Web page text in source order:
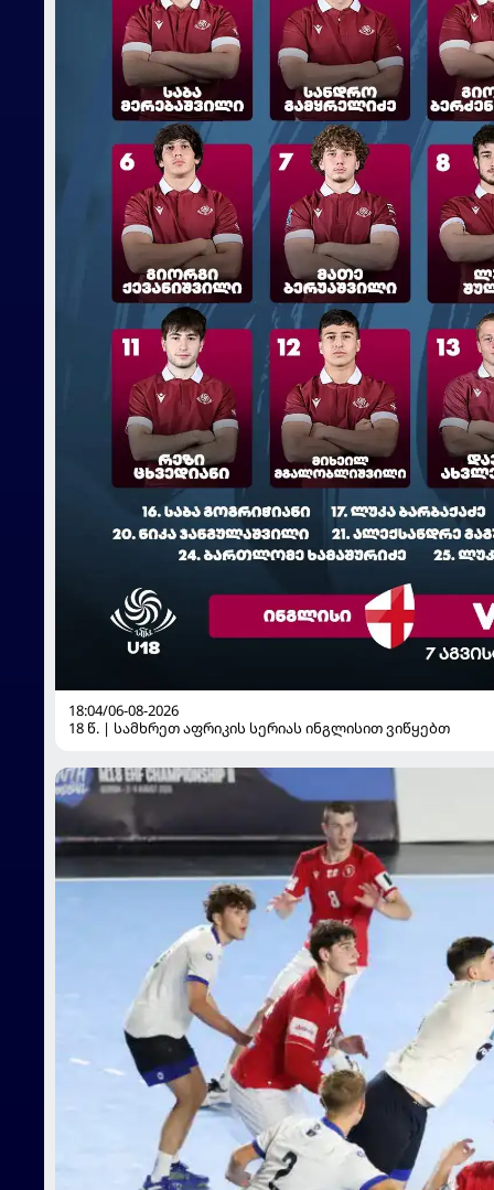
18:04/06-08-2026
18 წ. | სამხრეთ აფრიკის სერიას ინგლისით ვიწყებთ